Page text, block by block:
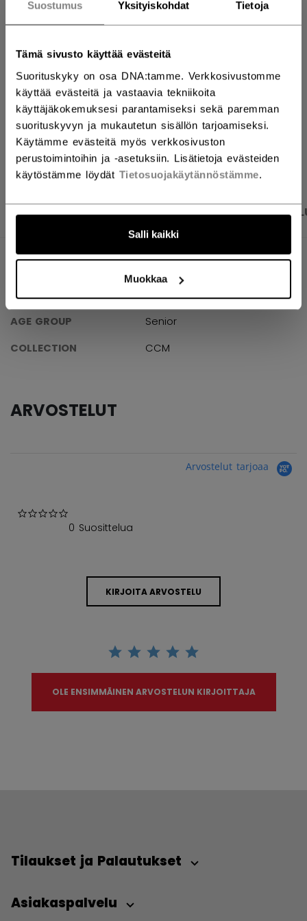
Suostumus Yksityiskohdat Tietoja
Tämä sivusto käyttää evästeitä
Suorituskyky on osa DNA:tamme. Verkkosivustomme
käyttää evästeitä ja vastaavia tekniikoita
käyttäjäkokemuksesi parantamiseksi sekä paremman
suorituskyvyn ja mukautetun sisällön tarjoamiseksi.
Käytämme evästeitä myös verkkosivuston
perustoimintoihin ja -asetuksiin. Lisätietoja evästeiden
käytöstämme löydät Tietosuojakäytännöstämme.
Salli kaikki
Muokkaa
LISÄÄ OSTOSKORIIN
ETSI MYYMÄLÄSTÄ
Toimitusehdot Ilmainen palautus
AVAA
TUOTEKUVAT TEKNISET TIEDOT
TEKNISET TIEDOT
TUNNUS
EPNEXT23-SR
AGE GROUP
Senior
COLLECTION
CCM
ARVOSTELUT
Arvostelut tarjoaa
0 Suosittelua
KIRJOITA ARVOSTELU
OLE ENSIMMÄINEN ARVOSTELUN KIRJOITTAJA
Tilaukset ja Palautukset
Asiakaspalvelu